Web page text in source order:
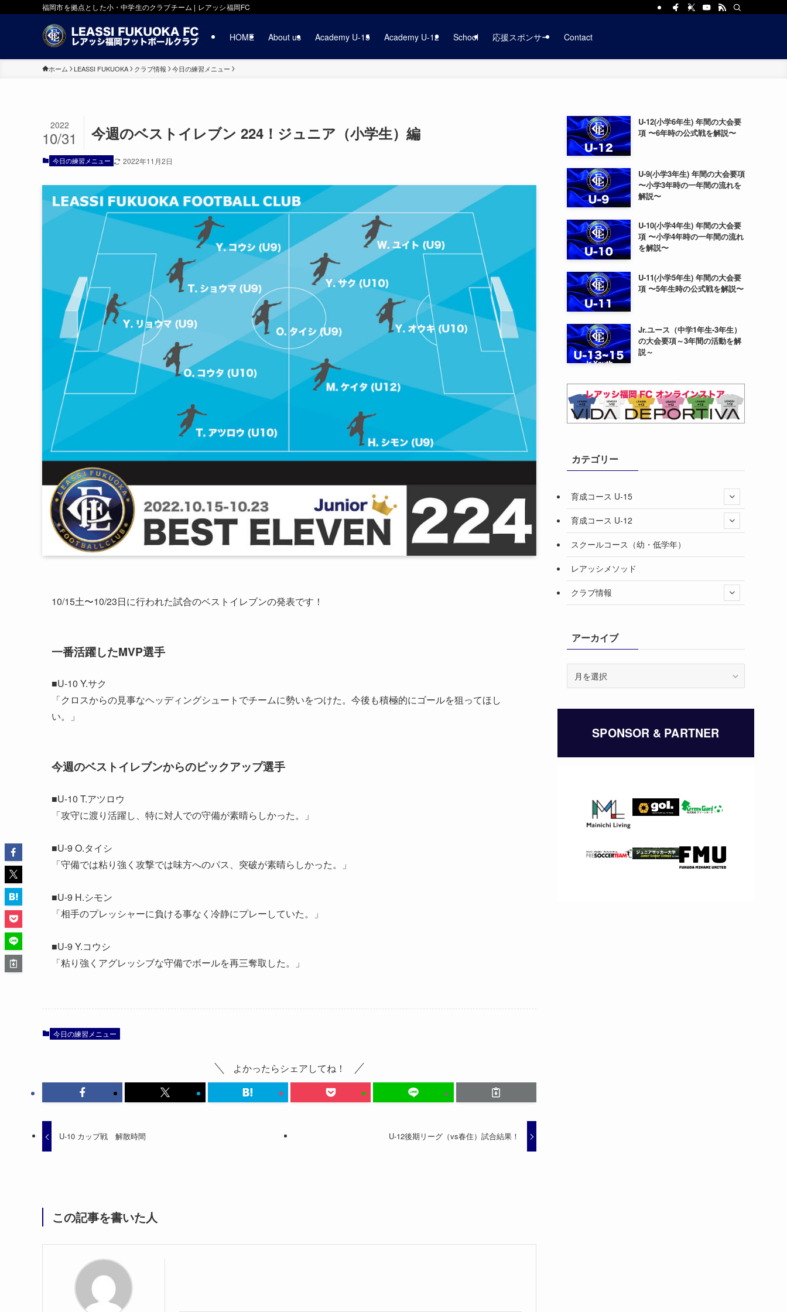
福岡市を拠点とした小・中学生のクラブチーム | レアッシ福岡FC
HOME About us Academy U-15 Academy U-12 School 応援スポンサー Contact
ホーム LEASSI FUKUOKA クラブ情報 今日の練習メニュー
今週のベストイレブン 224！ジュニア（小学生）編
2022
10/31
今日の練習メニュー 2022年11月2日
10/15土〜10/23日に行われた試合のベストイレブンの発表です！
一番活躍したMVP選手
■U-10 Y.サク
「クロスからの見事なヘッディングシュートでチームに勢いをつけた。今後も積極的にゴールを狙ってほし
い。」
今週のベストイレブンからのピックアップ選手
■U-10 T.アツロウ
「攻守に渡り活躍し、特に対人での守備が素晴らしかった。」
■U-9 O.タイシ
「守備では粘り強く攻撃では味方へのパス、突破が素晴らしかった。」
■U-9 H.シモン
「相手のプレッシャーに負ける事なく冷静にプレーしていた。」
■U-9 Y.コウシ
「粘り強くアグレッシブな守備でボールを再三奪取した。」
今日の練習メニュー
よかったらシェアしてね！
U-10 カップ戦 解散時間 U-12後期リーグ（vs春住）試合結果！
この記事を書いた人
U-12(小学6年生) 年間の大会要
項 〜6年時の公式戦を解説〜
U-9(小学3年生) 年間の大会要項
〜小学3年時の一年間の流れを
解説〜
U-10(小学4年生) 年間の大会要
項 〜小学4年時の一年間の流れ
を解説〜
U-11(小学5年生) 年間の大会要
項 〜5年生時の公式戦を解説〜
Jr.ユース（中学1年生-3年生）
の大会要項～3年間の活動を解
説～
カテゴリー
育成コース U-15
育成コース U-12
スクールコース（幼・低学年）
レアッシメソッド
クラブ情報
アーカイブ
イ
SPONSOR & PARTNER